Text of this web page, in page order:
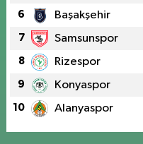
6 Başakşehir
7 Samsunspor
8 Rizespor
9 Konyaspor
10 Alanyaspor